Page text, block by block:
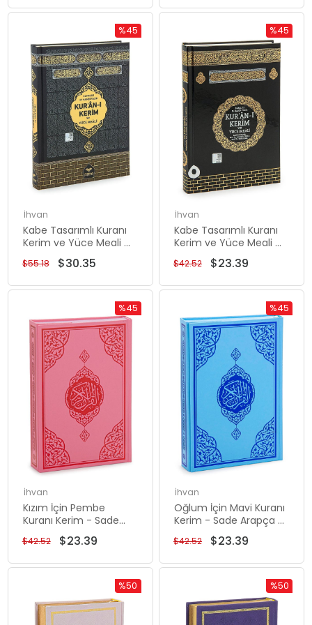
İhvan
Kabe Tasarımlı Kuranı
Kerim ve Yüce Meali -
Rahle Boy - Bilgisayar
Hatlı
$30.35
$55.18
%45
Rabatt
%45Rabatt
İhvan
Kabe Tasarımlı Kuranı
Kerim ve Yüce Meali -
Orta Boy - Bilgisayar
Hatlı
$23.39
$42.52
%45
Rabatt
İhvan
Kızım İçin Pembe
Kuranı Kerim - Sade
Arapça - Orta Boy -
Sesli Kuran - Bilgisayar
$23.39
$42.52
%45
Rabatt
%45Rabatt
İhvan
Oğlum İçin Mavi Kuranı
Kerim - Sade Arapça -
Orta Boy - Sesli Kuran
- Bilgisayar Hatlı
$23.39
$42.52
%45
Rabatt
%50
Rabatt
%50Rabatt
%50
Rabatt